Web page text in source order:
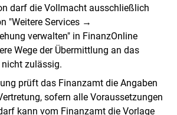
darf die Vollmacht ausschließlich
"Weitere Services →
verwalten" in Finanz­Online
Wege der Übermittlung an das
zulässig.
prüft das Finanzamt die Angaben
sofern alle Voraussetzungen
kann vom Finanzamt die Vorlage